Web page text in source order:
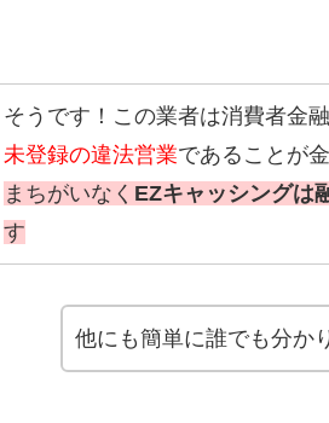
そうです！この業者は消費者金
未登録の違法営業であることが
まちがいなく EZキャッシングは
す
他にも簡単に誰でも分か